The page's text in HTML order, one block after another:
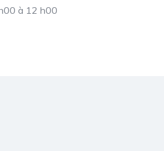
à 12 h00